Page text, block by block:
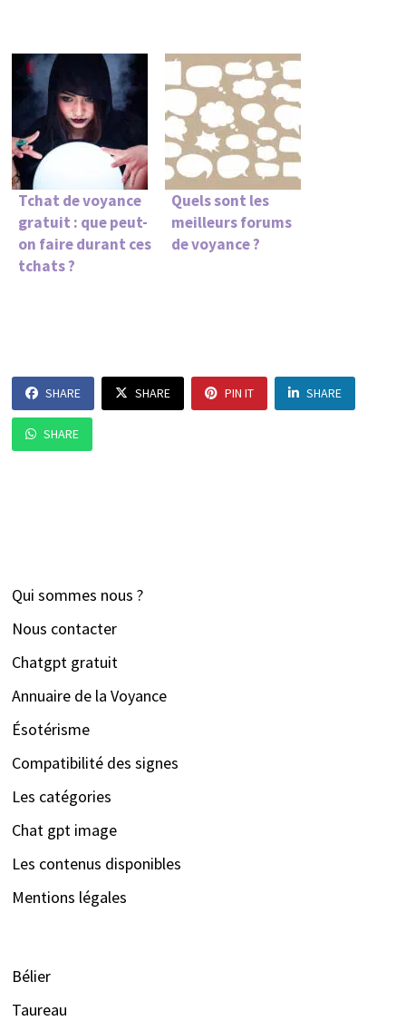
Tchat de voyance
gratuit : que peut-
on faire durant ces
tchats ?
Quels sont les
meilleurs forums
de voyance ?
SHARE SHARE PIN IT SHARE
SHARE
Qui sommes nous ?
Nous contacter
Chatgpt gratuit
Annuaire de la Voyance
Ésotérisme
Compatibilité des signes
Les catégories
Chat gpt image
Les contenus disponibles
Mentions légales
Bélier
Taureau